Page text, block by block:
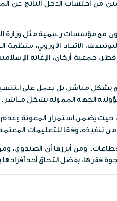
من احتساب الدخل الناتج عن
بأكثر من 25 مذكرة تفاهم واتفاقية تعاون
الاتحاد الأوروبي، منظمة
جمعية أركان، الإغاثة
مباشر، بل يعمل على
الجهة الممولة بشكل مباشر.
حيث يضمن استمرار المعونة
تنفيذه، وفقا للتعليمات
ومن أبرزها أن الصندوق،